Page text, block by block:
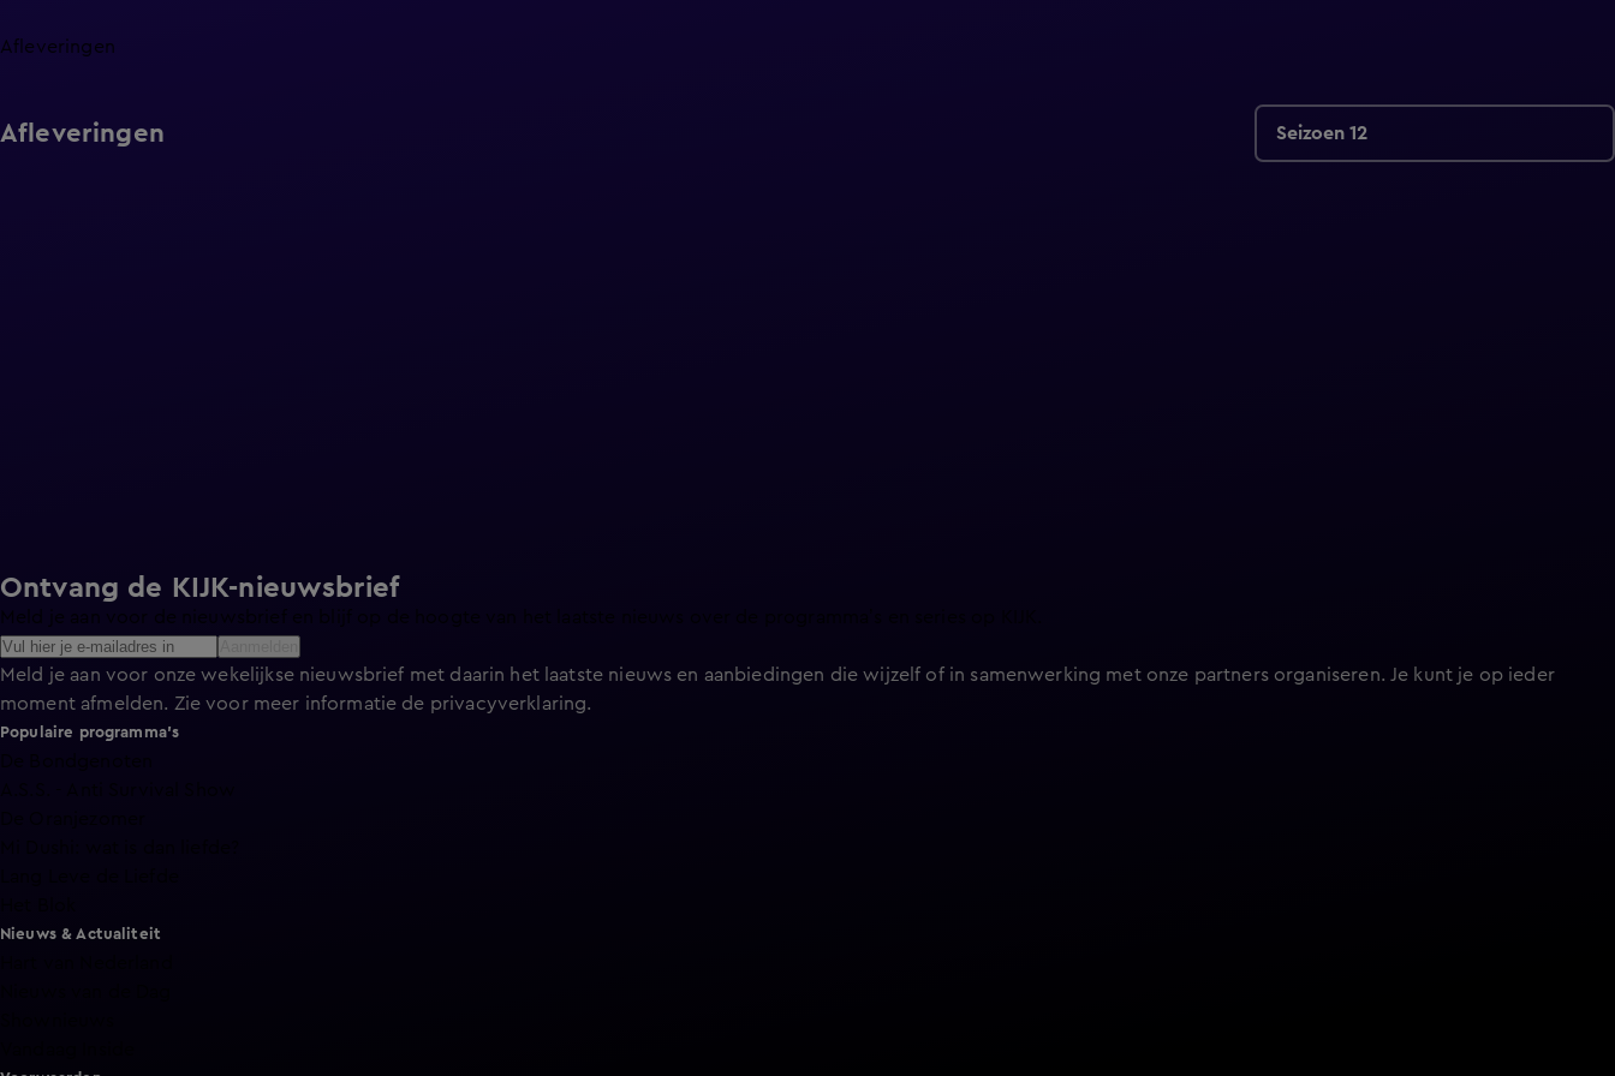
Afleveringen
Afleveringen Seizoen 12
Ontvang de KIJK-nieuwsbrief
Meld je aan voor de nieuwsbrief en blijf op de hoogte van het laatste nieuws over de programma’s en series op KIJK.
Meld je aan voor onze wekelijkse nieuwsbrief met daarin het laatste nieuws en aanbiedingen die wijzelf of in samenwerking met onze partners organiseren. Je kunt je op ieder
moment afmelden. Zie voor meer informatie de privacyverklaring.
Populaire programma's
Nieuws & Actualiteit